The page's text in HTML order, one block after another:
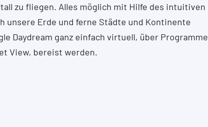
zu fliegen. Alles möglich mit Hilfe des intuitiven
unsere Erde und ferne Städte und Kontinente
Daydream ganz einfach virtuell, über Programme
View, bereist werden.